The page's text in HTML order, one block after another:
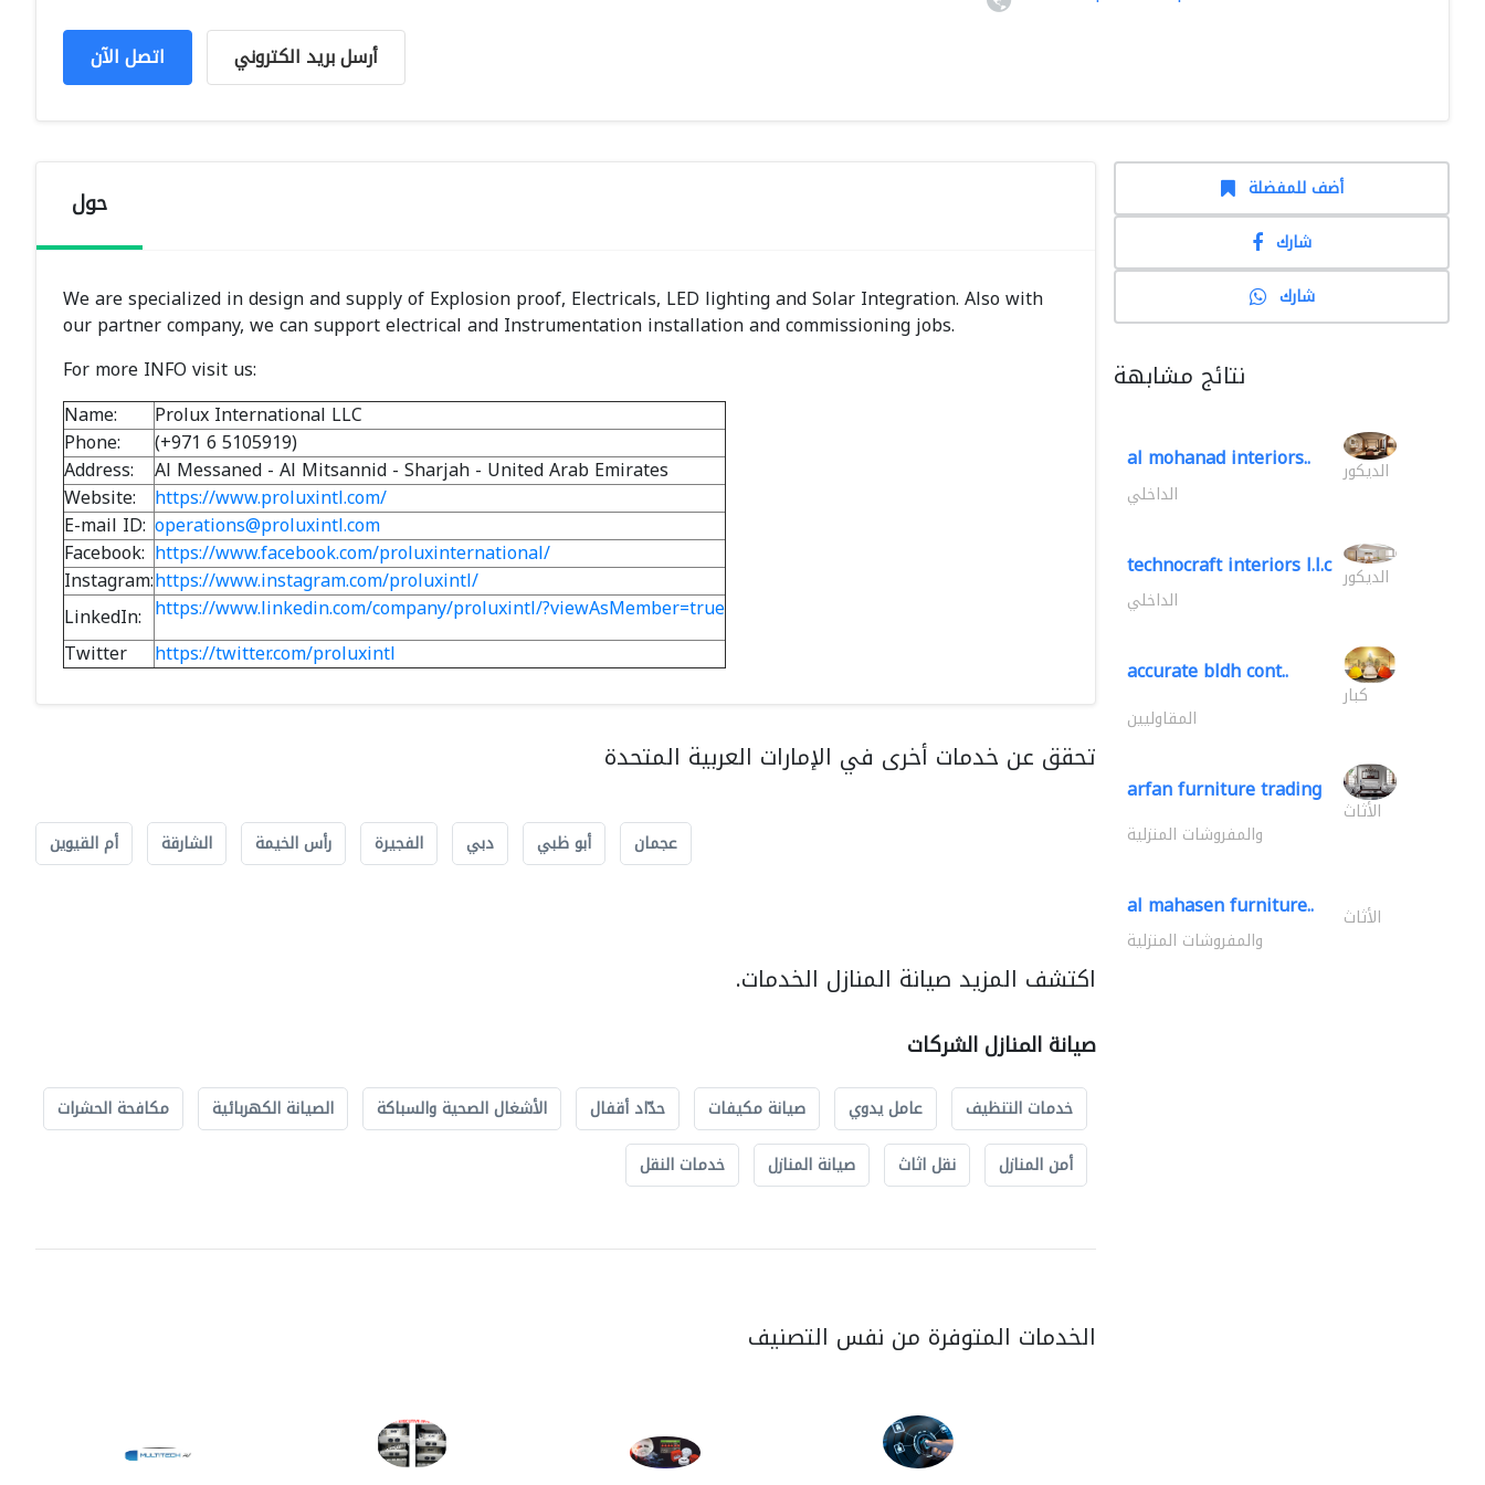
اتصل الآن أرسل بريد الكتروني
حول
We are specialized in design and supply of Explosion proof, Electricals, LED lighting and Solar Integration. Also with
our partner company, we can support electrical and Instrumentation installation and commissioning jobs.
For more INFO visit us:
Name:
Prolux International LLC
Phone:
(+971 6 5105919)
Address:
Al Messaned - Al Mitsannid - Sharjah - United Arab Emirates
Website:
https://www.proluxintl.com/
E-mail ID: operations@proluxintl.com
Facebook: https://www.facebook.com/proluxinternational/
Instagram:https://www.instagram.com/proluxintl/
LinkedIn: https://www.linkedin.com/company/proluxintl/?viewAsMember=true
Twitter
https://twitter.com/proluxintl
تحقق عن خدمات أخرى في الإمارات العربية المتحدة
عجمان أبو ظبي دبي الفجيرة رأس الخيمة الشارقة أم القيوين
اكتشف المزيد صيانة المنازل الخدمات.
صيانة المنازل الشركات
خدمات التنظيف عامل يدوي صيانة مكيفات حدّاد أقفال الأشغال الصحية والسباكة الصيانة الكهربائية
مكافحة الحشرات
أمن المنازل
نقل اثاث صيانة المنازل خدمات النقل
الخدمات المتوفرة من نفس التصنيف
أضف للمفضلة
شارك
شارك
نتائج مشابهة
al mohanad interiors.. الديكور
الداخلي
technocraft interiors l.l.c الديكور
الداخلي
accurate bldh cont..
كبار
المقاوليين
arfan furniture trading
الأثاث
والمفروشات المنزلية
al mahasen furniture.. الأثاث
والمفروشات المنزلية